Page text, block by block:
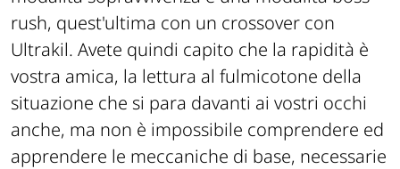
rush, quest'ultima con un crossover con
Ultrakil. Avete quindi capito che la rapidità è
vostra amica, la lettura al fulmicotone della
situazione che si para davanti ai vostri occhi
anche, ma non è impossibile comprendere ed
apprendere le meccaniche di base, necessarie